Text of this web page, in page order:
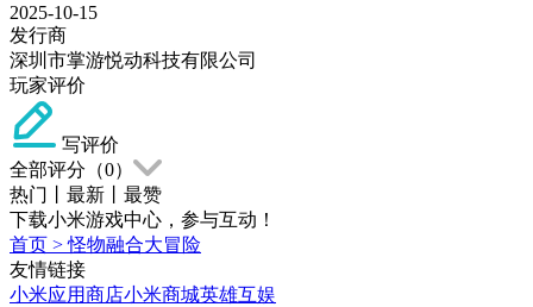
2025-10-15
发行商
深圳市掌游悦动科技有限公司
玩家评价
写评价
全部评分（0）
热门
最新
最赞
下载小米游戏中心，参与互动！
首页 >怪物融合大冒险
友情链接
小米应用商店小米商城英雄互娱